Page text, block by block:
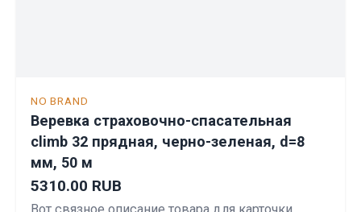
NO BRAND
Веревка страховочно-спасательная
climb 32 прядная, черно-зеленая, d=8
мм, 50 м
5310.00 RUB